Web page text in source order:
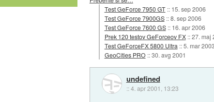
Test GeForce 7950 GT :: 15. sep 2006
Test GeForce 7900GS ::8. sep 2006
Test GeForce 7600 GS :: 16. apr 2006
Prek 120 testov GeForceov FX ::27. maj
Test GeForceFX 5800 Ultra ::5. mar 2003
GeoCities PRO ::30. avg 2001
undefined
::4. apr 2001, 13:23